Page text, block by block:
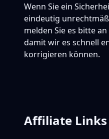
Wenn Sie ein
eindeutig
melden Sie es bitte
damit wir es schnell
korrigieren können.
Affiliate Links